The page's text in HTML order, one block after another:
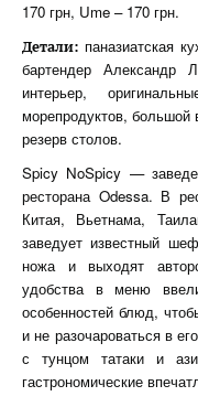
170 грн, Ume – 170 грн.
Детали: паназиатская
бартендер Александр
интерьер,
морепродуктов, большой
резерв столов.
Spicy NoSpicy —
ресторана Odessa. В
Китая, Вьетнама,
заведует известный
ножа и выходят
удобства в меню
особенностей блюд,
и не разочароваться в
с тунцом татаки и
гастрономические